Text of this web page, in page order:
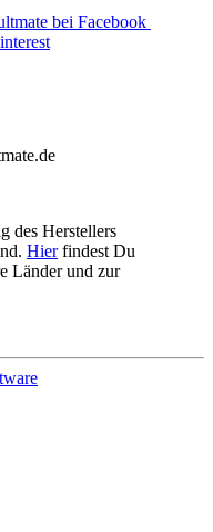
des Herstellers
Hierfindest Du
Länder und zur